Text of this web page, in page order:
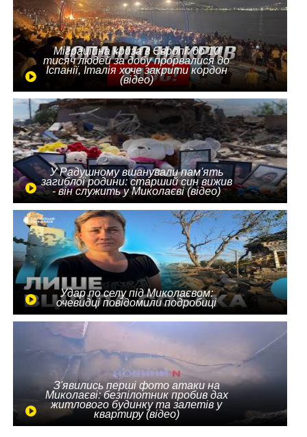
Міграційна криза в Європі: до 10
тисяч людей за добу прорвалися до
Іспанії, Італія хоче закрити кордон
(відео)
У Радушному вшанували пам'ять
загиблої родини: старший син вижив
- він служить у Миколаєві (відео)
Удар по селу під Миколаєвом:
очевидці повідомили подробиці
З'явились перші фото атаки на
Миколаєві: безпілотник пробив дах
житлового будинку та залетів у
квартиру (відео)